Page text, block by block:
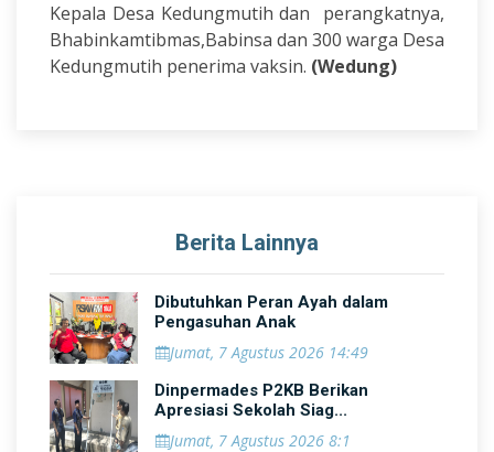
Kepala Desa Kedungmutih dan perangkatnya,
Bhabinkamtibmas,Babinsa dan 300 warga Desa
Kedungmutih penerima vaksin. (Wedung)
Berita Lainnya
Dibutuhkan Peran Ayah dalam
Pengasuhan Anak
Jumat, 7 Agustus 2026 14:49
Dinpermades P2KB Berikan
Apresiasi Sekolah Siag...
Jumat, 7 Agustus 2026 8:1